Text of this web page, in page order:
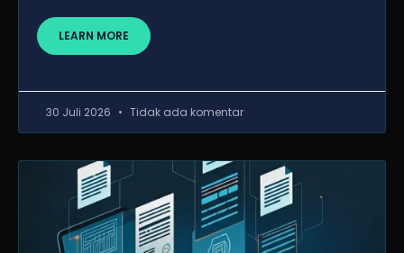
LEARN MORE
30 Juli 2026 Tidak ada komentar